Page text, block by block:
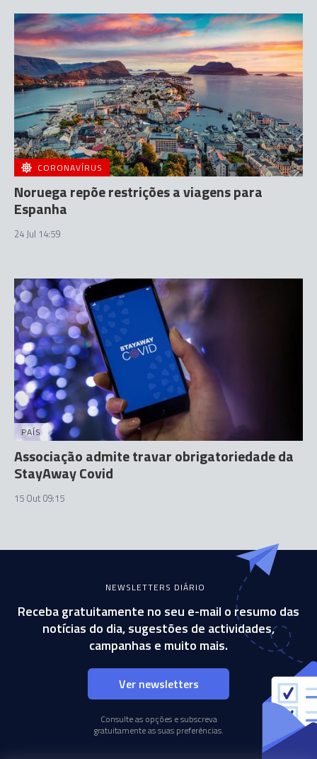
CORONAVÍRUS
Noruega repõe restrições a viagens para
Espanha
24 Jul 14:59
PAÍS
Associação admite travar obrigatoriedade da
StayAway Covid
15 Out 09:15
NEWSLETTERS DIÁRIO
Receba gratuitamente no seu e-mail o resumo das
notícias do dia, sugestões de actividades,
campanhas e muito mais.
Ver newsletters
Consulte as opções e subscreva
gratuitamente as suas preferências.